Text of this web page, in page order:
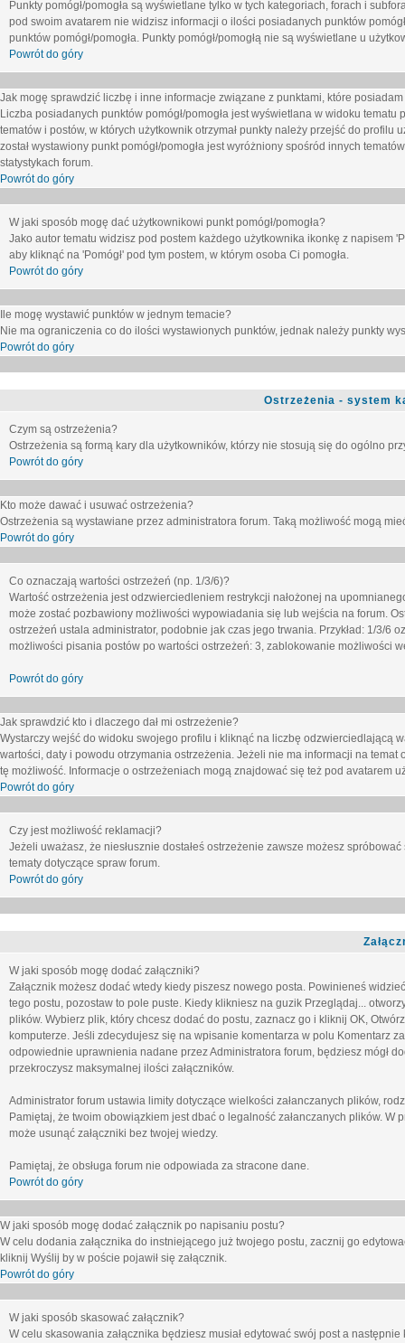
Punkty pomógł/pomogła są wyświetlane tylko w tych kategoriach, forach i
pod swoim avatarem nie widzisz informacji o ilości posiadanych punktów
punktów pomógł/pomogła. Punkty pomógł/pomogłą nie są wyświetlane u
Powrót do góry
Jak mogę sprawdzić liczbę i inne informacje związane z punktami, które
Liczba posiadanych punktów pomógł/pomogła jest wyświetlana w widoku
tematów i postów, w których użytkownik otrzymał punkty należy przejść do
został wystawiony punkt pomógł/pomogła jest wyróżniony spośród innych
statystykach forum.
Powrót do góry
W jaki sposób mogę dać użytkownikowi punkt pomógł/pomogła?
Jako autor tematu widzisz pod postem każdego użytkownika ikonkę z napisem
aby kliknąć na 'Pomógł' pod tym postem, w którym osoba Ci pomogła.
Powrót do góry
Ile mogę wystawić punktów w jednym temacie?
Nie ma ograniczenia co do ilości wystawionych punktów, jednak należy punkty
Powrót do góry
Ostrzeżenia - system
Czym są ostrzeżenia?
Ostrzeżenia są formą kary dla użytkowników, którzy nie stosują się do ogólno
Powrót do góry
Kto może dawać i usuwać ostrzeżenia?
Ostrzeżenia są wystawiane przez administratora forum. Taką możliwość mogą
Powrót do góry
Co oznaczają wartości ostrzeżeń (np. 1/3/6)?
Wartość ostrzeżenia jest odzwierciedleniem restrykcji nałożonej na
może zostać pozbawiony możliwości wypowiadania się lub wejścia na forum.
ostrzeżeń ustala administrator, podobnie jak czas jego trwania. Przykład: 1/3/6
możliwości pisania postów po wartości ostrzeżeń: 3, zablokowanie możliwości
Powrót do góry
Jak sprawdzić kto i dlaczego dał mi ostrzeżenie?
Wystarczy wejść do widoku swojego profilu i kliknąć na liczbę odzwierciedlającą
wartości, daty i powodu otrzymania ostrzeżenia. Jeżeli nie ma informacji na temat
tę możliwość. Informacje o ostrzeżeniach mogą znajdować się też pod avatarem
Powrót do góry
Czy jest możliwość reklamacji?
Jeżeli uważasz, że niesłusznie dostałeś ostrzeżenie zawsze możesz
tematy dotyczące spraw forum.
Powrót do góry
W jaki sposób mogę dodać załączniki?
Załącznik możesz dodać wtedy kiedy piszesz nowego posta. Powinieneś
tego postu, pozostaw to pole puste. Kiedy klikniesz na guzik Przeglądaj...
plików. Wybierz plik, który chcesz dodać do postu, zaznacz go i kliknij OK,
komputerze. Jeśli zdecydujesz się na wpisanie komentarza w polu Komentarz
odpowiednie uprawnienia nadane przez Administratora forum, będziesz mógł
przekroczysz maksymalnej ilości załączników.
Administrator forum ustawia limity dotyczące wielkości załanczanych plików,
Pamiętaj, że twoim obowiązkiem jest dbać o legalność załanczanych plików.
może usunąć załączniki bez twojej wiedzy.
Pamiętaj, że obsługa forum nie odpowiada za stracone dane.
Powrót do góry
W jaki sposób mogę dodać załącznik po napisaniu postu?
W celu dodania załącznika do instniejącego już twojego postu, zacznij go
kliknij Wyślij by w poście pojawił się załącznik.
Powrót do góry
W jaki sposób skasować załącznik?
W celu skasowania załącznika będziesz musiał edytować swój post a